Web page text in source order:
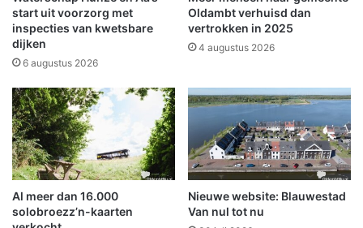
e
n
v
a
H
a
l
l
o
w
e
e
g
r
o
n
l
e
g
g
e
r
J
a
start uit voorzorg met
inspecties van kwetsbare
dijken
6 augustus 2026
Oldambt verhuisd dan
vertrokken in 2025
4 augustus 2026
Al meer dan 16.000
solobroezz’n-kaarten
Nieuwe website: Blauwestad
Van nul tot nu